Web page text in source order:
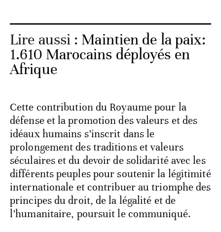
Lire aussi : Maintien de la paix:
1.610 Marocains déployés en
Afrique
Cette contribution du Royaume pour la
défense et la promotion des valeurs et des
idéaux humains s’inscrit dans le
prolongement des traditions et valeurs
séculaires et du devoir de solidarité avec les
différents peuples pour soutenir la légitimité
internationale et contribuer au triomphe des
principes du droit, de la légalité et de
l’humanitaire, poursuit le communiqué.